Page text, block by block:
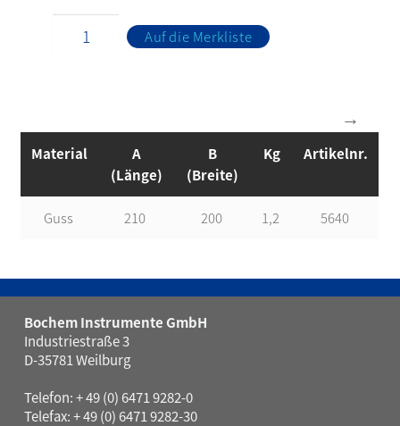
Auf die Merkliste
Material
A
(Länge)
B
(Breite)
Kg Artikelnr.
Guss 210 200 1,2 5640
Bochem Instrumente GmbH
Industriestraße 3
D-35781 Weilburg
Telefon: + 49 (0) 6471 9282-0
Telefax: + 49 (0) 6471 9282-30